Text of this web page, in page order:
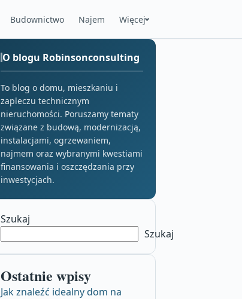
Budownictwo Najem Więcej
O blogu Robinsonconsulting
To blog o domu, mieszkaniu i
zapleczu technicznym
nieruchomości. Poruszamy tematy
związane z budową, modernizacją,
instalacjami, ogrzewaniem,
najmem oraz wybranymi kwestiami
finansowania i oszczędzania przy
inwestycjach.
Szukaj
Szukaj
Ostatnie wpisy
Jak znaleźć idealny dom na